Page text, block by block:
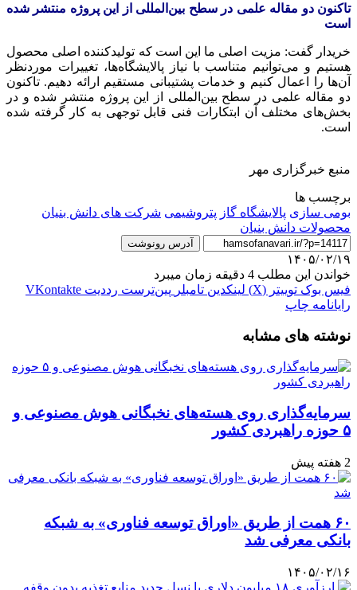
تاکنون دو مقاله علمی در سطح بین‌المللی از این پروژه منتشر شده
است
خریدار گفت: مزیت اصلی ما این است که تولیدکننده اصلی محصول
هستیم و می‌توانیم متناسب با نیاز پالایشگاه‌ها، تغییرات موردنظر
آن‌ها را اعمال کنیم و خدمات پشتیبانی مستقیم ارائه دهیم. تاکنون
دو مقاله علمی در سطح بین‌المللی از این پروژه منتشر شده و در
بخش‌های مختلف آن ابتکارات فنی قابل توجهی به کار گرفته شده
است.
منبع خبرگزاری مهر
برچسب ها
بومی سازی پالایشگاه گاز پتروشیمی شرکت های دانش بنیان
محصولات دانش بنیان
آدرس رونوشت
۱۴۰۵/۰۲/۱۹
خواندن این مطلب 4 دقیقه زمان میبرد
فیس بوک توییتر (X) لینکدین ‫تامبلر ‫پین‌ترست ‫رددیت ‫VKontakte
رایانامه چاپ
نوشته های مشابه
سرمایه‌گذاری روی هسته‌های نخبگانی هوش مصنوعی و
۵ حوزه راهبردی کشور
2 هفته پیش
۶۰ همت از طریق «اوراق توسعه فناوری» به شبکه
بانکی معرفی شد
۱۴۰۵/۰۲/۱۶